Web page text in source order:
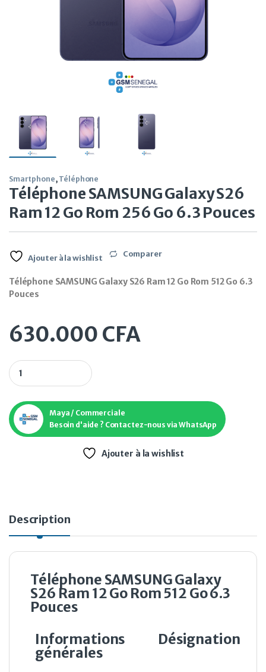
Smartphone, Téléphone
Téléphone SAMSUNG Galaxy S26
Ram 12 Go Rom 256 Go 6.3 Pouces
Ajouter à la wishlist Comparer
Téléphone SAMSUNG Galaxy S26 Ram 12 Go Rom 512 Go 6.3
Pouces
630.000 CFA
Téléphone SAMSUNG Galaxy S26 Ram 12 Go Rom 256 Go 6.3
Maya / Commerciale
Besoin d'aide ? Contactez-nous via WhatsApp
Ajouter à la wishlist
Description
Téléphone SAMSUNG Galaxy
S26 Ram 12 Go Rom 512 Go 6.3
Pouces
Informations
générales
Désignation